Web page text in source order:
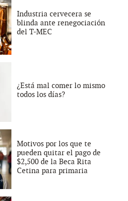
Industria cervecera se
blinda ante renegociación
del T-MEC
¿Está mal comer lo mismo
todos los días?
Motivos por los que te
pueden quitar el pago de
$2,500 de la Beca Rita
Cetina para primaria